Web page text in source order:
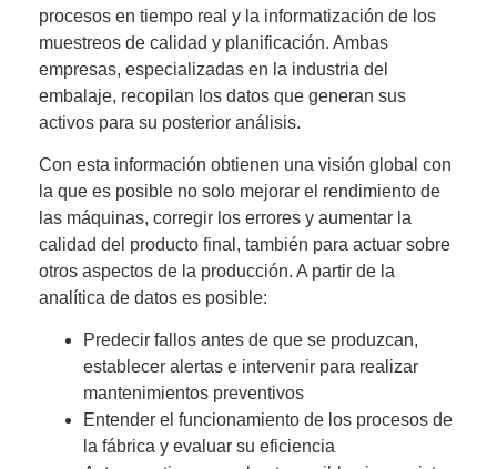
procesos en tiempo real y la informatización de los
muestreos de calidad y planificación. Ambas
empresas, especializadas en la industria del
embalaje, recopilan los datos que generan sus
activos para su posterior análisis.
Con esta información obtienen una visión global con
la que es posible no solo mejorar el rendimiento de
las máquinas, corregir los errores y aumentar la
calidad del producto final , también para actuar sobre
otros aspectos de la producción. A partir de la
analítica de datos es posible:
Predecir fallos antes de que se produzcan,
establecer alertas e intervenir para realizar
mantenimientos preventivos
Entender el funcionamiento de los procesos de
la fábrica y evaluar su eficiencia